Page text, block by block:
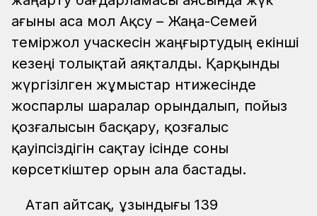
ағыны аса мол Ақсу – Жаңа-Семей
теміржол учаскесін жаңғыртудың екінші
кезеңі толықтай аяқталды. Қарқынды
жүргізілген жұмыстар нәтижесінде
жоспарлы шаралар орындалып, пойыз
қозғалысын басқару, қозғалыс
қауіпсіздігін сақтау ісінде соны
көрсеткіштер орын ала бастады.
Атап айтсақ, ұзындығы 139